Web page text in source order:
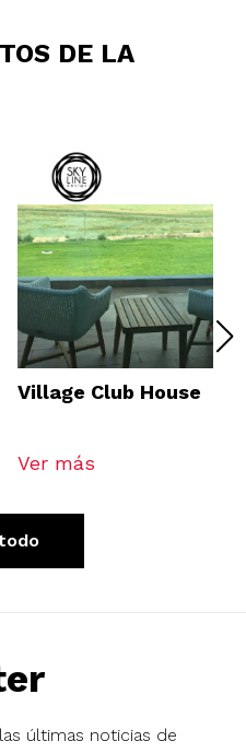
DE LA
Village Club House
Ver más
últimas noticias de